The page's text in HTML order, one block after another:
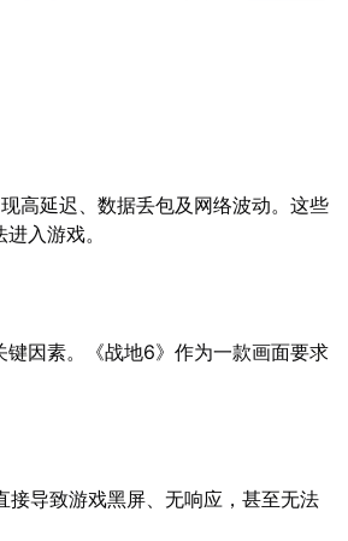
高延迟、数据丢包及网络波动。这些
入游戏。
因素。《战地6》作为一款画面要求
接导致游戏黑屏、无响应，甚至无法